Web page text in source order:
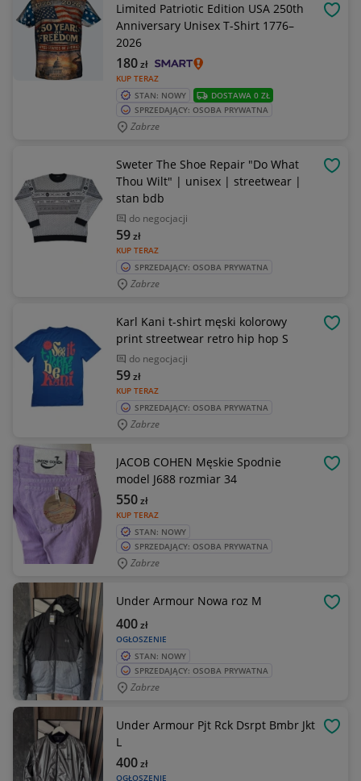
Limited Patriotic Edition USA 250th
Anniversary Unisex T-Shirt 1776–
2026
KUP TERAZ
180zł
STAN: NOWY
DOSTAWA 0 ZŁ
SPRZEDAJĄCY: OSOBA PRYWATNA
Zabrze
Sweter The Shoe Repair "Do What
Thou Wilt" | unisex | streetwear |
stan bdb
do negocjacji
KUP TERAZ
59zł
SPRZEDAJĄCY: OSOBA PRYWATNA
Zabrze
Karl Kani t-shirt męski kolorowy
print streetwear retro hip hop S
do negocjacji
KUP TERAZ
59zł
SPRZEDAJĄCY: OSOBA PRYWATNA
Zabrze
JACOB COHEN Męskie Spodnie
model J688 rozmiar 34
KUP TERAZ
550zł
STAN: NOWY
SPRZEDAJĄCY: OSOBA PRYWATNA
Zabrze
Under Armour Nowa roz M
OGŁOSZENIE
400zł
STAN: NOWY
SPRZEDAJĄCY: OSOBA PRYWATNA
Zabrze
Under Armour Pjt Rck Dsrpt Bmbr Jkt
L
OGŁOSZENIE
400zł